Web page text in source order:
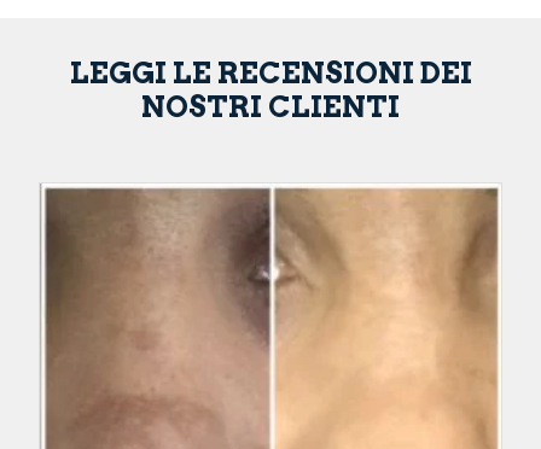
LEGGI LE RECENSIONI DEI
NOSTRI CLIENTI